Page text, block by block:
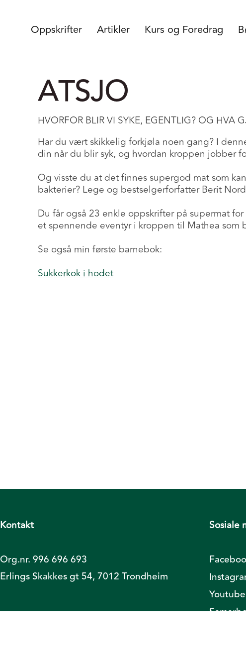
Oppskrifter Artikler Kurs og Foredrag
ATSJO
HVORFOR BLIR VI SYKE, EGENTLIG? OG HVA
Har du vært skikkelig forkjøla noen gang? I
din når du blir syk, og hvordan kroppen jobber
Og visste du at det finnes supergod mat som
bakterier? Lege og bestselgerforfatter Berit
Du får også 23 enkle oppskrifter på supermat
et spennende eventyr i kroppen til Mathea som
Se også min første barnebok:
Sukkerkok i hodet
Kontakt
Org.nr. 996 696 693
Erlings Skakkes gt 54, 7012 Trondheim
Sosiale
Youtube